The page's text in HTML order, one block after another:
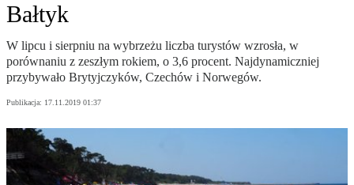
Bałtyk
W lipcu i sierpniu na wybrzeżu liczba turystów wzrosła, w
porównaniu z zeszłym rokiem, o 3,6 procent. Najdynamiczniej
przybywało Brytyjczyków, Czechów i Norwegów.
Publikacja: 17.11.2019 01:37